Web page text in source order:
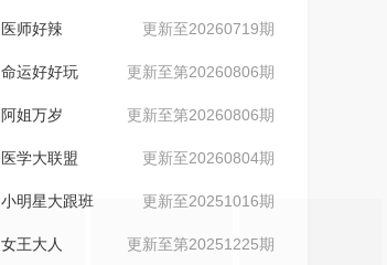
20230622 20230626
20230627 20230628
更新至20260719期
医师好辣
更新至第20260806期
命运好好玩
更新至第20260806期
阿姐万岁
更新至20260804期
医学大联盟
更新至20251016期
小明星大跟班
更新至第20251225期
女王大人